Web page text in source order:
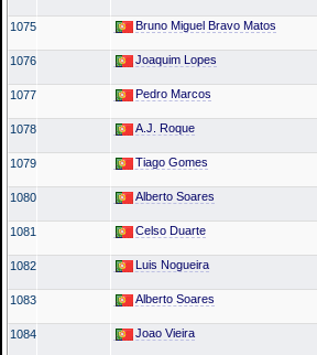
1075 Bruno Miguel Bravo Matos
1076 Joaquim Lopes
1077 Pedro Marcos
1078 A.J. Roque
1079 Tiago Gomes
1080 Alberto Soares
1081 Celso Duarte
1082 Luis Nogueira
1083 Alberto Soares
1084 Joao Vieira